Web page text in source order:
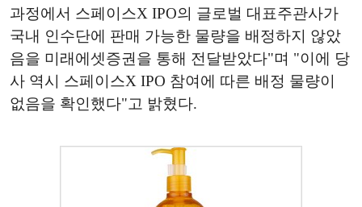
과정에서 스페이스X IPO의 글로벌 대표주관사가
국내 인수단에 판매 가능한 물량을 배정하지 않았
음을 미래에셋증권을 통해 전달받았다"며 "이에 당
사 역시 스페이스X IPO 참여에 따른 배정 물량이
없음을 확인했다"고 밝혔다.